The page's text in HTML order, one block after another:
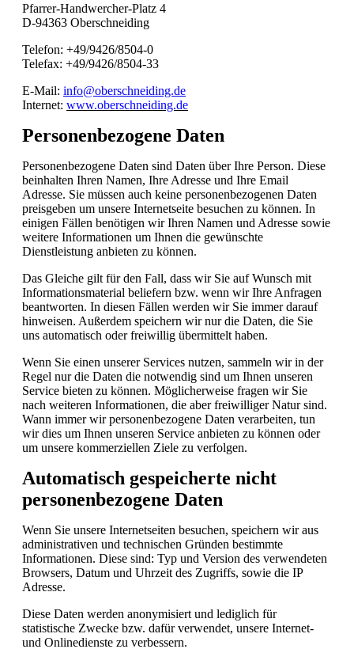
Pfarrer-Handwercher-Platz 4
D-94363 Oberschneiding
Telefon: +49/9426/8504-0
Telefax: +49/9426/8504-33
E-Mail: info@oberschneiding.de
Internet: www.oberschneiding.de
Personenbezogene Daten
Personenbezogene Daten sind Daten über Ihre Person. Diese
beinhalten Ihren Namen, Ihre Adresse und Ihre Email
Adresse. Sie müssen auch keine personenbezogenen Daten
preisgeben um unsere Internetseite besuchen zu können. In
einigen Fällen benötigen wir Ihren Namen und Adresse sowie
weitere Informationen um Ihnen die gewünschte
Dienstleistung anbieten zu können.
Das Gleiche gilt für den Fall, dass wir Sie auf Wunsch mit
Informationsmaterial beliefern bzw. wenn wir Ihre Anfragen
beantworten. In diesen Fällen werden wir Sie immer darauf
hinweisen. Außerdem speichern wir nur die Daten, die Sie
uns automatisch oder freiwillig übermittelt haben.
Wenn Sie einen unserer Services nutzen, sammeln wir in der
Regel nur die Daten die notwendig sind um Ihnen unseren
Service bieten zu können. Möglicherweise fragen wir Sie
nach weiteren Informationen, die aber freiwilliger Natur sind.
Wann immer wir personenbezogene Daten verarbeiten, tun
wir dies um Ihnen unseren Service anbieten zu können oder
um unsere kommerziellen Ziele zu verfolgen.
Automatisch gespeicherte nicht
personenbezogene Daten
Wenn Sie unsere Internetseiten besuchen, speichern wir aus
administrativen und technischen Gründen bestimmte
Informationen. Diese sind: Typ und Version des verwendeten
Browsers, Datum und Uhrzeit des Zugriffs, sowie die IP
Adresse.
Diese Daten werden anonymisiert und lediglich für
statistische Zwecke bzw. dafür verwendet, unsere Internet-
und Onlinedienste zu verbessern.